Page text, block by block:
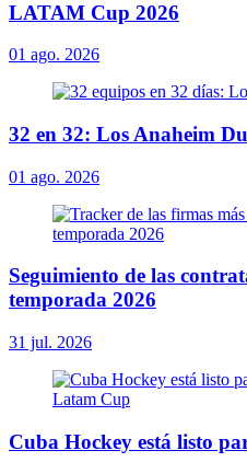
LATAM Cup 2026
01 ago. 2026
32 en 32: Los Anaheim
01 ago. 2026
Seguimiento de las
temporada 2026
31 jul. 2026
Cuba Hockey está listo